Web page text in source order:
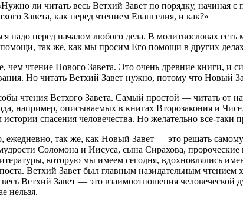
ли читать весь Ветхий Завет по порядку,
Завета, как перед чтением Евангелия, и как?»
надо перед началом любого дела. В молитвословах
помощи, так же, как мы просим Его помощи в других
чем чтение Нового Завета. Это очень древние книги,
Но читать Ветхий Завет нужно, потому что Новый
чтения Ветхого Завета. Самый простой — читать от
например, описываемых в книгах Второзакония и
спасения человечества. Но желательно все-таки
ежедневно, так же, как Новый Завет — это решать
Соломона и Иисуса, сына Сирахова,
которую мы имеем сегодня, вдохновлялись
Ветхий Завет был главным назидательным
весь Ветхий Завет — это взаимоотношения
нельзя.